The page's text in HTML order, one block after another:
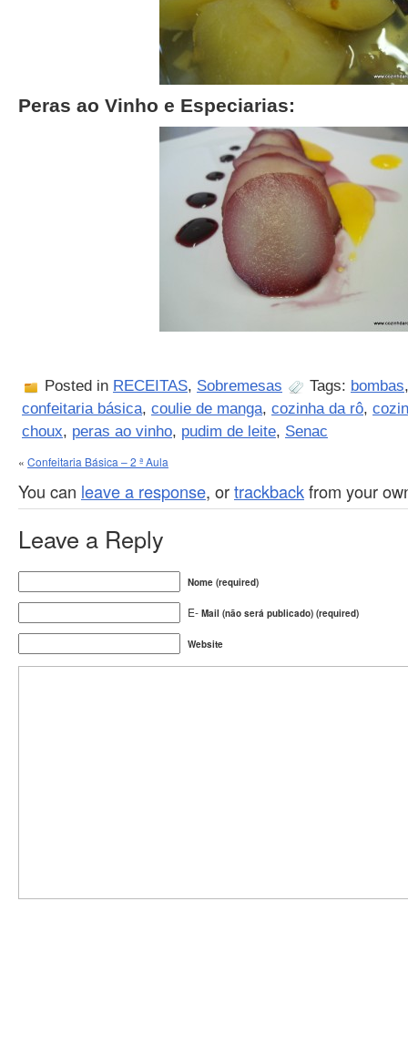
Peras ao Vinho e Especiarias:
Posted in RECEITAS, Sobremesas Tags: bombas
confeitaria básica, coulie de manga, cozinha da rô,
choux, peras ao vinho, pudim de leite, Senac
« Confeitaria Básica – 2 ª Aula
You can leave a response, ortrackbackfrom your
Leave a Reply
Nome (required)
E- Mail (não será publicado) (required)
Website